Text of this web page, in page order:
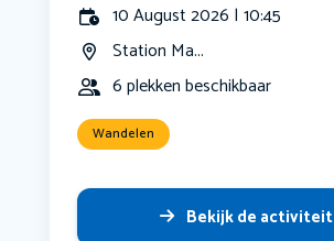
10 August 2026 | 10:45
Station Ma...
6 plekken beschikbaar
Wandelen
Bekijk de activiteit